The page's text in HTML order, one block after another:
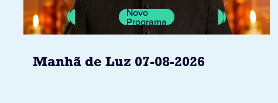
Novo
Programa
Manhã de Luz 07-08-2026